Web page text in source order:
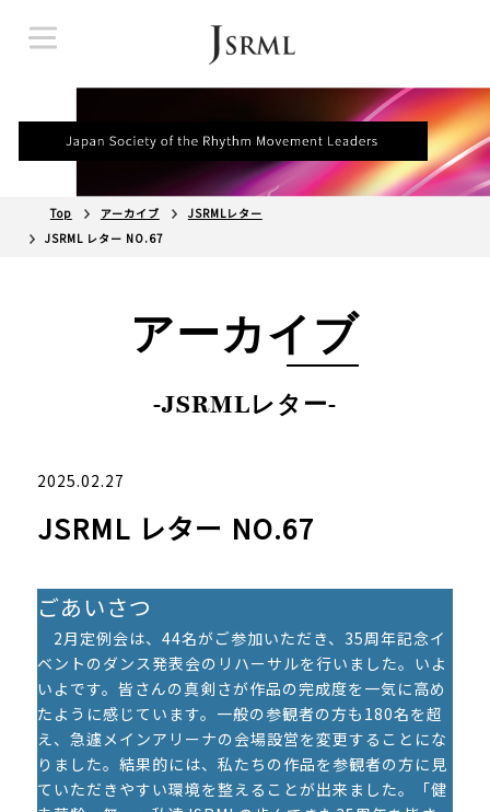
Top アーカイブ
JSRMLレター
JSRML レター NO.67
アーカイブ
-JSRMLレター-
2025.02.27
JSRML レター NO.67
ごあいさつ
2月定例会は、44名がご参加いただき、35周年記念イ
ベントのダンス発表会のリハーサルを行いました。いよ
いよです。皆さんの真剣さが作品の完成度を一気に高め
たように感じています。一般の参観者の方も180名を超
え、急遽メインアリーナの会場設営を変更することにな
りました。結果的には、私たちの作品を参観者の方に見
ていただきやすい環境を整えることが出来ました。「健